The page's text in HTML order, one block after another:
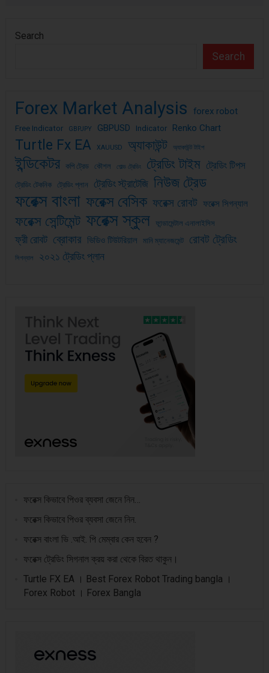
Search
Search
Forex Market Analysis forex robot
Free Indicator GBPJPY GBPUSD Indicator Renko Chart
Turtle Fx EA XAUUSD অ্যাকাউন্ট অ্যাকাউন্ট টাইপ
ইন্ডিকেটর কপি ট্রেড কৌশল গোল্ড ট্রেডিং ট্রেডিং টাইম ট্রেডিং টিপস
ট্রেডিং টেকনিক ট্রেডিং প্লান ট্রেডিং স্ট্রাটেজি নিউজ ট্রেড
ফরেক্স বাংলা ফরেক্স বেসিক ফরেক্স রোবট ফরেক্স সিগন্যাল
ফরেক্স সেন্টিমেন্ট ফরেক্স স্কুল ফান্ডামেন্টাল এনালাইসিস
ফ্রী রোবট ব্রোকার ভিডিও টিউটরিয়াল মানি ম্যানেজমেন্ট রোবট ট্রেডিং
সিগন্যাল ২০২১ ট্রেডিং প্লান
ফরেক্স কিভাবে পিওর ব্যবসা জেনে নিন…
ফরেক্স কিভাবে পিওর ব্যবসা জেনে নিন.
ফরেক্স বাংলা ভি .আই. পি মেম্বার কেন হবেন ?
ফরেক্স ট্রেডিং সিগনাল ক্রয় করা থেকে বিরত থাকুন।
Turtle FX EA । Best Forex Robot Trading bangla ।
Forex Robot । Forex Bangla